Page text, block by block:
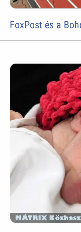
FoxPost és a